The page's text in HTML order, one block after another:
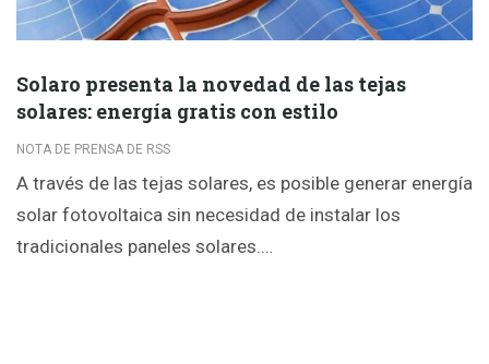
Solaro presenta la novedad de las tejas
solares: energía gratis con estilo
NOTA DE PRENSA DE RSS
A través de las tejas solares, es posible generar energía
solar fotovoltaica sin necesidad de instalar los
tradicionales paneles solares.…